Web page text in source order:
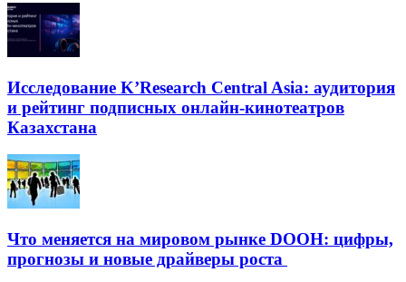
Исследование K’Research Central Asia: аудитория
и рейтинг подписных онлайн-кинотеатров
Казахстана
Что меняется на мировом рынке DOOH: цифры,
прогнозы и новые драйверы роста